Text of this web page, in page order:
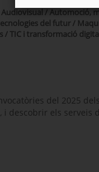
/ Automoció,
del futur /
/ TIC i transformació
del 2025
descobrir els serveis